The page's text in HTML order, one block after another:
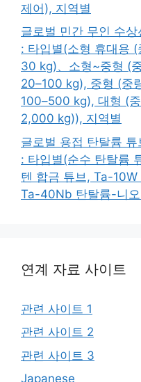
제어), 지역별
글로벌 민간 무인 수
: 타입별(소형 휴대용
30 kg)、소형~중형 (
20–100 kg), 중형 (중
100–500 kg), 대형 (
2,000 kg)), 지역별
글로벌 용접 탄탈륨
: 타입별(순수 탄탈륨
텐 합금 튜브, Ta-
Ta-40Nb 탄탈륨-니
연계 자료 사이트
관련 사이트 1
관련 사이트 2
관련 사이트 3
Japanese